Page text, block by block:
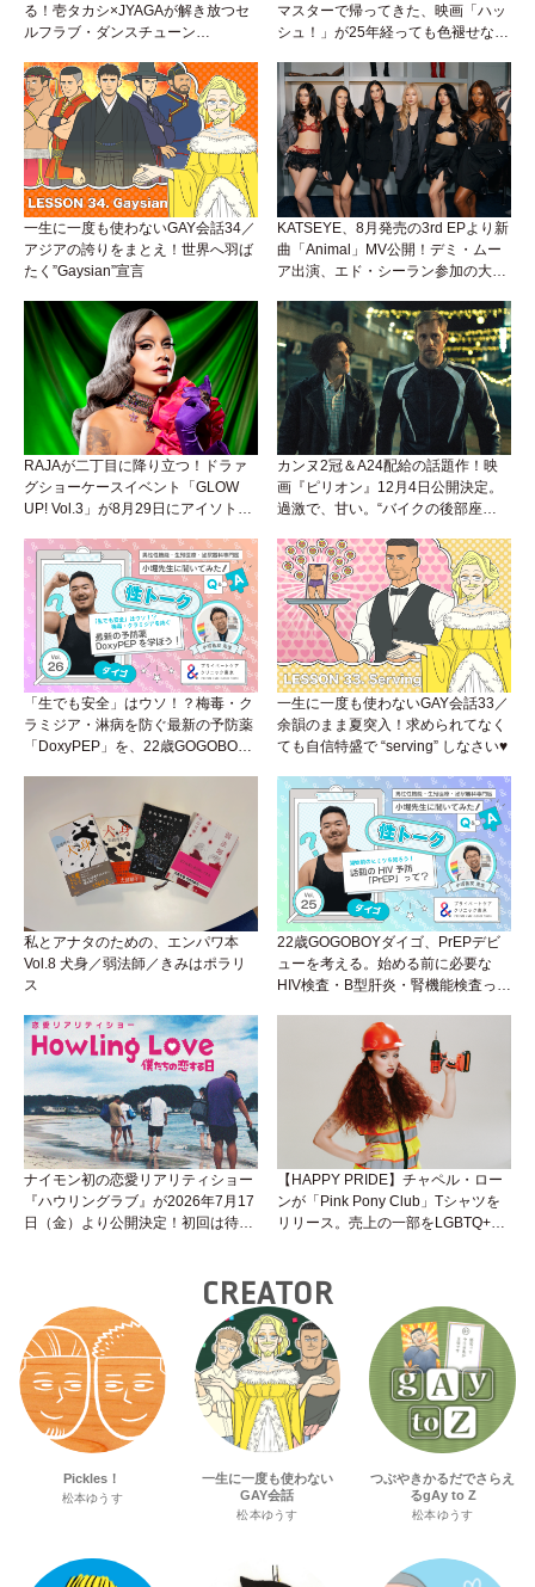
る！壱タカシ×JYAGAが解き放つセ
ルフラブ・ダンスチューン
マスターで帰ってきた、映画「ハッ
シュ！」が25年経っても色褪せない
一生に一度も使わないGAY会話34／
アジアの誇りをまとえ！世界へ羽ば
たく”Gaysian”宣言
KATSEYE、8月発売の3rd EPより新
曲「Animal」MV公開！デミ・ムー
ア出演、エド・シーラン参加の大胆
RAJAが二丁目に降り立つ！ドラァ
グショーケースイベント「GLOW
UP! Vol.3」が8月29日にアイソトー
カンヌ2冠＆A24配給の話題作！映
画『ピリオン』12月4日公開決定。
過激で、甘い。“バイクの後部座
「生でも安全」はウソ！？梅毒・ク
ラミジア・淋病を防ぐ最新の予防薬
「DoxyPEP」を、22歳GOGOBOY
（Vol.26）
一生に一度も使わないGAY会話33／
余韻のまま夏突入！求められてなく
ても自信特盛で “serving” しなさい♥
私とアナタのための、エンパワ本
Vol.8 犬身／弱法師／きみはポラリ
ス
22歳GOGOBOYダイゴ、PrEPデビ
ューを考える。始める前に必要な
HIV検査・B型肝炎・腎機能検査っ
性トーク～聞きにくいことは小堀先
生に聞けばイイ！（Vol.25）
ナイモン初の恋愛リアリティショー
『ハウリングラブ』が2026年7月17
日（金）より公開決定！初回は待望
【HAPPY PRIDE】チャペル・ロー
ンが「Pink Pony Club」Tシャツを
リリース。売上の一部をLGBTQ+＆
CREATOR
Pickles！
松本ゆうす
一生に一度も使わない
GAY会話
松本ゆうす
つぶやきかるだでさらえ
るgAy to Z
松本ゆうす